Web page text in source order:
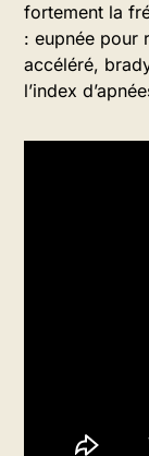
fortement la
: eupnée pour
accéléré,
l’index